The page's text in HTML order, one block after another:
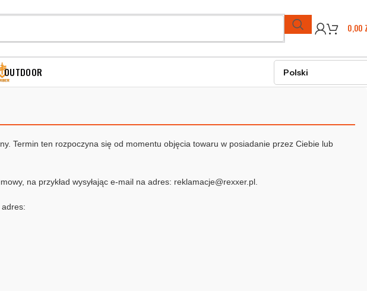
0,00
OUTDOOR
Termin ten rozpoczyna się od momentu objęcia towaru w posiadanie przez Ciebie lub
na przykład wysyłając e-mail na adres: reklamacje@rexxer.pl